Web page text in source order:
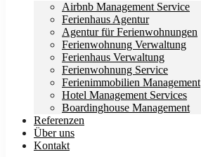
Airbnb Management Service
Ferienhaus Agentur
Agentur für Ferienwohnungen
Ferienwohnung Verwaltung
Ferienhaus Verwaltung
Ferienwohnung Service
Ferienimmobilien Management
Hotel Management Services
Boardinghouse Management
Referenzen
Über uns
Kontakt